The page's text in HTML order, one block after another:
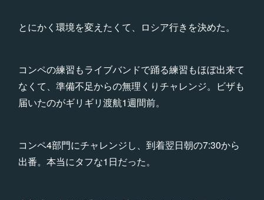
とにかく環境を変えたくて、ロシア行きを決めた。
コンペの練習もライブバンドで踊る練習もほぼ出来て
なくて、準備不足からの無理くりチャレンジ。ビザも
届いたのがギリギリ渡航1週間前。
コンペ4部門にチャレンジし、到着翌日朝の7:30から
出番。本当にタフな1日だった。